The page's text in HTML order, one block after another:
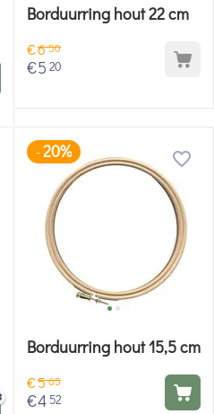
Borduurring hout 22 cm
€650
€5 20
-20%
Borduurring hout 15,5 cm
€565
€4 52